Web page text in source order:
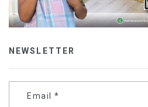
NEWSLETTER
Email *